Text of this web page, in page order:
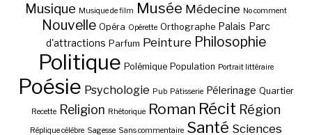
Musique Musique de film Musée Médecine No comment
Nouvelle Opéra Opérette Orthographe Palais Parc
d'attractions Parfum Peinture Philosophie
Politique Polémique Population Portrait littéraire
Poésie Psychologie Pub Pâtisserie Pélerinage Quartier
Recette Religion Rhétorique Roman Récit Région
Réplique célèbre Sagesse Sans commentaire Santé Sciences